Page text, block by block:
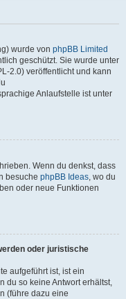
wurde von phpBB Limited
geschützt. Sie wurde unter
2.0) veröffentlicht und kann
Anlaufstelle ist unter
Wenn du denkst, dass
besuche phpBB Ideas, wo du
oder neue Funktionen
oder juristische
aufgeführt ist, ist ein
du so keine Antwort erhältst,
(führe dazu eine